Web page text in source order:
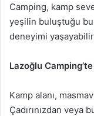
Camping, kamp
yeşilin buluştuğu
deneyimi
Lazoğlu
Kamp alanı,
Çadırınızdan veya